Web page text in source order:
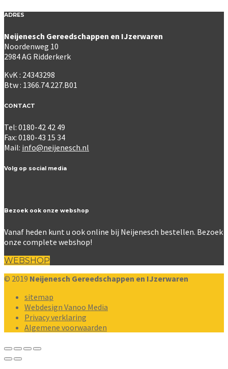
ADRES
Neijenesch Gereedschappen en IJzerwaren
Noordenweg 10
2984 AG Ridderkerk
KvK : 24343298
Btw : 1366.74.227.B01
CONTACT
Tel: 0180-42 42 49
Fax: 0180-43 15 34
Mail: info@neijenesch.nl
Volg op social media
Bezoek ook onze webshop
Vanaf heden kunt u ook online bij Neijenesch bestellen. Bezoek
onze complete webshop!
WEBSHOP
© 2019 Neijenesch Gereedschappen en IJzerwaren
sitemap
Webdesign Vanoo Media
Privacy verklaring
Algemene voorwaarden